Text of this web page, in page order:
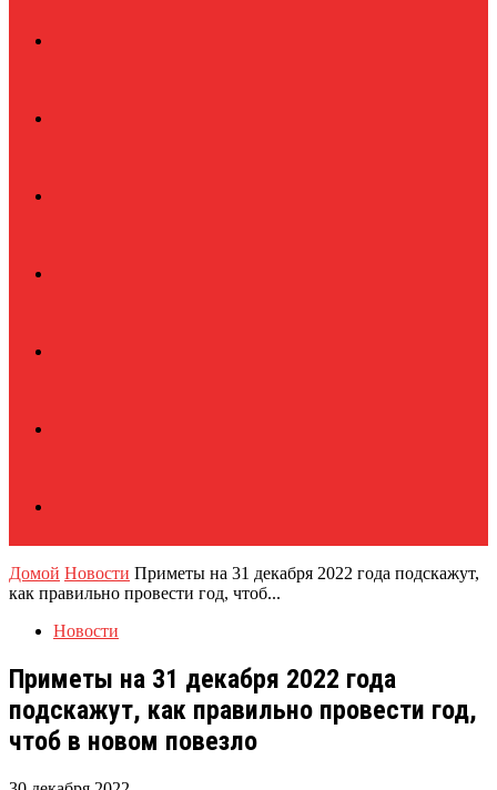
Домой Новости Приметы на 31 декабря 2022 года подскажут,
как правильно провести год, чтоб...
Новости
Приметы на 31 декабря 2022 года
подскажут, как правильно провести год,
чтоб в новом повезло